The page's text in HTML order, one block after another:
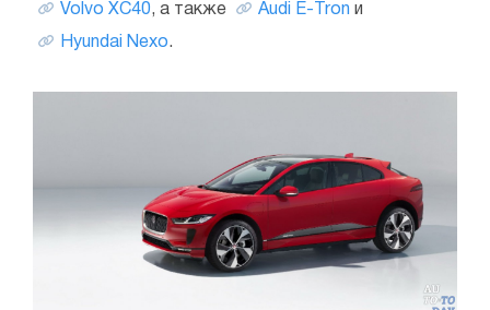
Volvo XC40, а также Audi E-Tron и
Hyundai Nexo.